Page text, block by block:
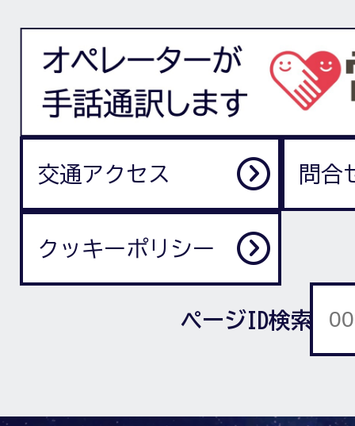
交通アクセス 問合
クッキーポリシー
ページID検索